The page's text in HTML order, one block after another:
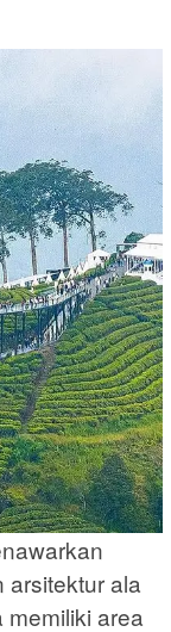
arsitektur ala
memiliki area